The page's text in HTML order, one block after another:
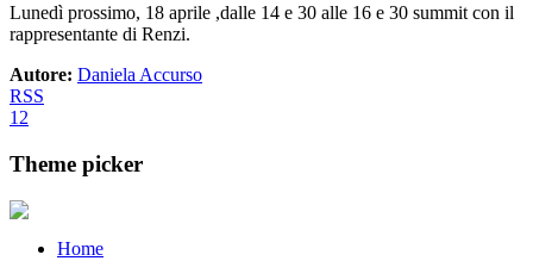
Lunedì prossimo, 18 aprile ,dalle 14 e 30 alle 16 e 30 summit con il
rappresentante di Renzi.
Autore: Daniela Accurso
RSS
1 2
Theme picker
Home